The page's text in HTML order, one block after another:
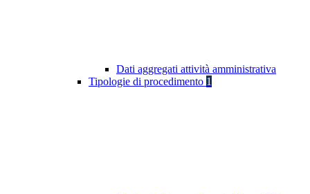
Dati aggregati attività amministrativa
Tipologie di procedimento 1